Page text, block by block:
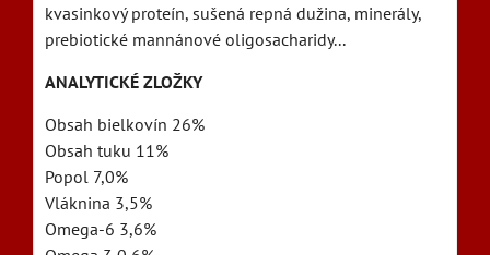
kvasinkový proteín, sušená repná dužina, minerály,
prebiotické mannánové oligosacharidy...
ANALYTICKÉ ZLOŽKY
Obsah bielkovín 26%
Obsah tuku 11%
Popol 7,0%
Vláknina 3,5%
Omega-6 3,6%